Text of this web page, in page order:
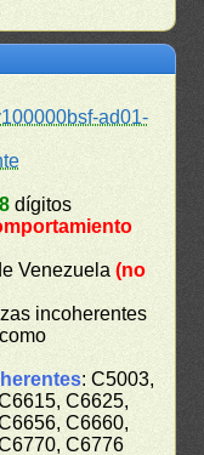
ad01-
8 dígitos
Venezuela(no
incoherentes
: C5003,
C6625,
C6660,
C6776